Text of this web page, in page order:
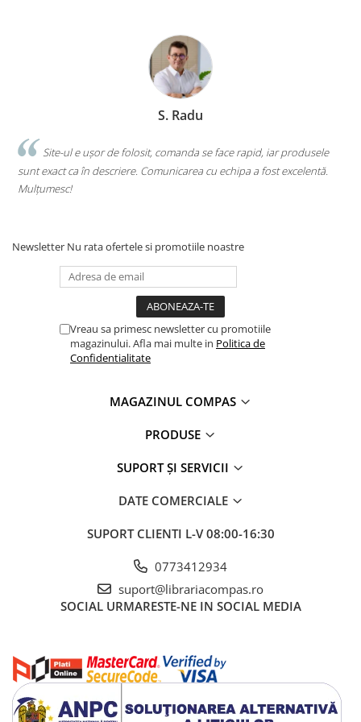
Ficțiune erotică
Ficțiune mitologică și istorică
Romane de dragoste
Poezie și teatru
Dezvoltare personală și non-
ficțiune
Psihologie și dezvoltare personală
Parenting și educație
Sănătate și stil de viață
Artă și fotografie
Istorie și științe sociale
Știință și tehnologie
Dicționare și ghiduri de conversație
Literatură în limbi străine
Gramatică și vocabulare
Agende datate
Agende nedatate
Agende pentru copii
S. Radu
Site-ul e ușor de folosit, comanda se face rapid, iar produsele
sunt exact ca în descriere. Comunicarea cu echipa a fost excelentă.
Mulțumesc!
Newsletter Nu rata ofertele si promotiile noastre
Vreau sa primesc newsletter cu promotiile
magazinului. Afla mai multe in Politica de
Confidentialitate
MAGAZINUL COMPAS
PRODUSE
SUPORT ȘI SERVICII
DATE COMERCIALE
SUPORT CLIENTI L-V 08:00-16:30
0773412934
suport@librariacompas.ro
SOCIAL URMARESTE-NE IN SOCIAL MEDIA